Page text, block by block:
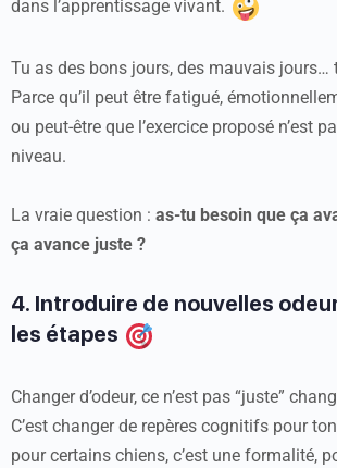
dans l’apprentissage vivant.
Tu as des bons jours, des mauvais jours…
Parce qu’il peut être fatigué,
ou peut-être que l’exercice proposé n’est
niveau.
La vraie question : as-tu besoin que ça
ça avance juste ?
4. Introduire de nouvelles
les étapes
Changer d’odeur, ce n’est pas “juste”
C’est changer de repères cognitifs pour
pour certains chiens, c’est une formalité,